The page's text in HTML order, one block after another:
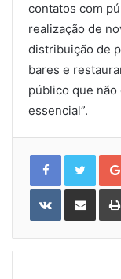
contatos com
realização de
distribuição de
bares e
público que
essencial”.
VKontakte
Email